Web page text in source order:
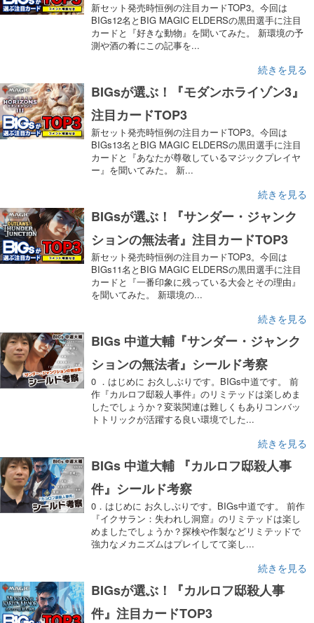
新セット発売時恒例の注目カードTOP3。今回は
BIGs12名とBIG MAGIC ELDERSの黒田選手に注目
カードと『好きな動物』を聞いてみた。 新環境の予
測や酒の肴にこの記事を...
続きを見る
BIGsが選ぶ！『モダンホライゾン3』
注目カードTOP3
新セット発売時恒例の注目カードTOP3。今回は
BIGs13名とBIG MAGIC ELDERSの黒田選手に注目
カードと『あなたが尊敬しているマジックプレイヤ
ー』を聞いてみた。 新...
続きを見る
BIGsが選ぶ！『サンダー・ジャンク
ションの無法者』注目カードTOP3
新セット発売時恒例の注目カードTOP3。今回は
BIGs11名とBIG MAGIC ELDERSの黒田選手に注目
カードと『一番印象に残っている大会とその理由』
を聞いてみた。 新環境の...
続きを見る
BIGs 中道大輔『サンダー・ジャンク
ションの無法者』シールド考察
0 ．はじめに お久しぶりです。BIGs中道です。 前
作『カルロフ邸殺人事件』のリミテッドは楽しめま
したでしょうか？変装関連は難しくもありコンバッ
トトリックが活躍する良い環境でした...
続きを見る
BIGs 中道大輔 『カルロフ邸殺人事
件』シールド考察
0．はじめに お久しぶりです。BIGs中道です。 前作
『イクサラン：失われし洞窟』のリミテッドは楽し
めましたでしょうか？探検や作製などリミテッドで
強力なメカニズムはプレイしてて楽し...
続きを見る
BIGsが選ぶ！『カルロフ邸殺人事
件』注目カードTOP3